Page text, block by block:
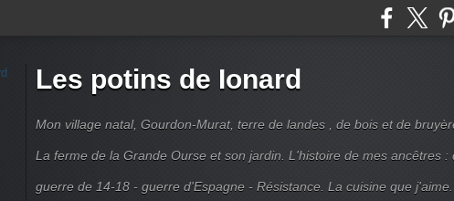
Les potins de Ionard
Mon village natal, Gourdon-Murat, terre de landes , de bois et de
La ferme de la Grande Ourse et son jardin. L'histoire de mes ancêtres :
guerre de 14-18 - guerre d'Espagne - Résistance. La cuisine que j'aime.